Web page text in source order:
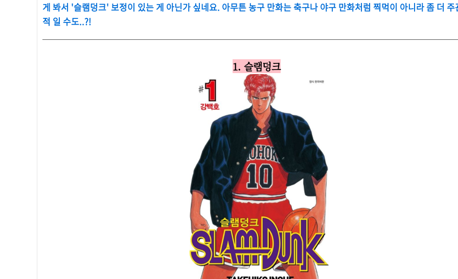
게 봐서 '슬램덩크' 보정이 있는 게 아닌가 싶네요. 아무튼 농구 만화는 축구나 야구 만화처럼 찍먹이 아니라 좀 더 주
적 일 수도..?!
1. 슬램덩크